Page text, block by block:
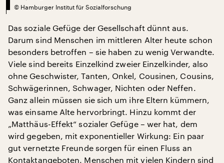
© Hamburger Institut für Sozialforschung
Das soziale Gefüge der Gesellschaft dünnt aus.
Darum sind Menschen im mittleren Alter heute schon
besonders betroffen – sie haben zu wenig Verwandte.
Viele sind bereits Einzelkind zweier Einzelkinder, also
ohne Geschwister, Tanten, Onkel, Cousinen, Cousins,
Schwägerinnen, Schwager, Nichten oder Neffen.
Ganz allein müssen sie sich um ihre Eltern kümmern,
was einsame Alte hervorbringt. Hinzu kommt der
„Matthäus-Effekt“ sozialer Gefüge – wer hat, dem
wird gegeben, mit exponentieller Wirkung: Ein paar
gut vernetzte Freunde sorgen für einen Fluss an
Kontaktangeboten. Menschen mit vielen Kindern sind